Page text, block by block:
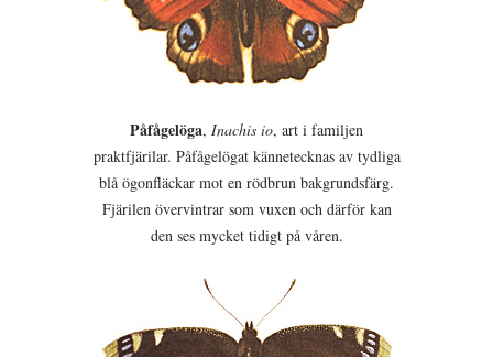
Påfågelöga, Inachis io, art i familjen
praktfjärilar. Påfågelögat kännetecknas av tydliga
blå ögonfläckar mot en rödbrun bakgrundsfärg.
Fjärilen övervintrar som vuxen och därför kan
den ses mycket tidigt på våren.